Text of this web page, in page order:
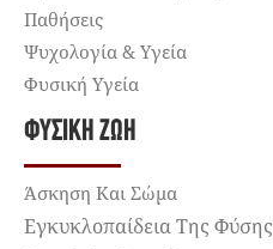
Παθήσεις
Ψυχολογία & Υγεία
Φυσική Υγεία
ΦΥΣΙΚΉ ΖΩΉ
Άσκηση Και Σώμα
Εγκυκλοπαίδεια Της Φύσης